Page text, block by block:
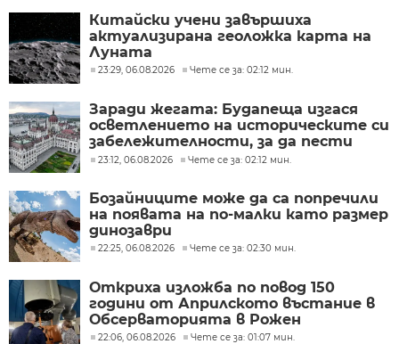
Китайски учени завършиха
актуализирана геоложка карта на
Луната
23:29, 06.08.2026 Чете се за: 02:12 мин.
Заради жегата: Будапеща изгася
осветлението на историческите си
забележителности, за да пести
енергия
23:12, 06.08.2026 Чете се за: 02:12 мин.
Бозайниците може да са попречили
на появата на по-малки като размер
динозаври
22:25, 06.08.2026 Чете се за: 02:30 мин.
Откриха изложба по повод 150
години от Априлското въстание в
Обсерваторията в Рожен
22:06, 06.08.2026 Чете се за: 01:07 мин.